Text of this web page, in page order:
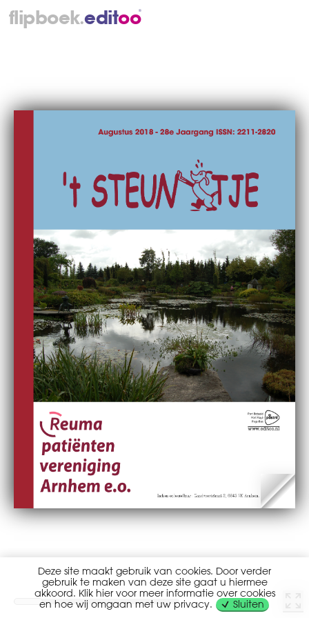
flipboek.editoo®
Deze site maakt gebruik van cookies. Door verder
gebruik te maken van deze site gaat u hiermee
akkoord. Klik hier voor meer informatie over cookies
en hoe wij omgaan met uw privacy.
Sluiten